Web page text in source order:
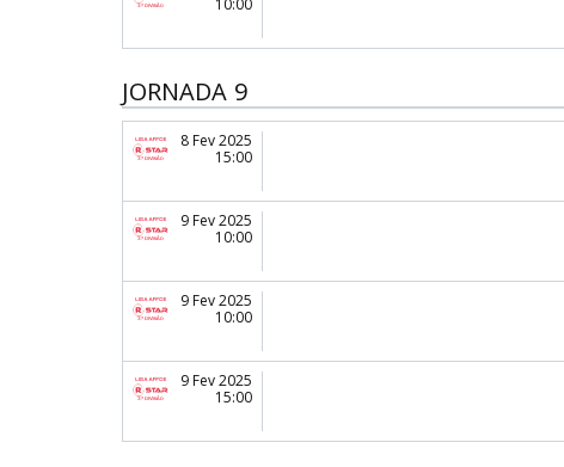
10:00
JORNADA 9
8 Fev 2025
15:00
9 Fev 2025
10:00
9 Fev 2025
10:00
9 Fev 2025
15:00